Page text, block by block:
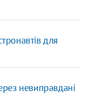
для
невиправдані